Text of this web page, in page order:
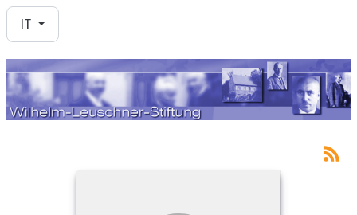
Seleziona la tua lingua
IT